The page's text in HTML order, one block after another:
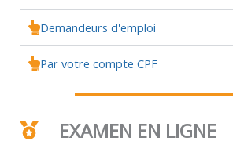
Demandeurs d'emploi
Par votre compte CPF
EXAMEN EN LIGNE